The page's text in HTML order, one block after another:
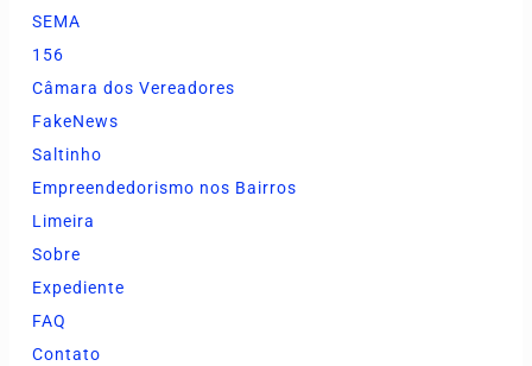
SEMA
156
Câmara dos Vereadores
FakeNews
Saltinho
Empreendedorismo nos Bairros
Limeira
Sobre
Expediente
FAQ
Contato